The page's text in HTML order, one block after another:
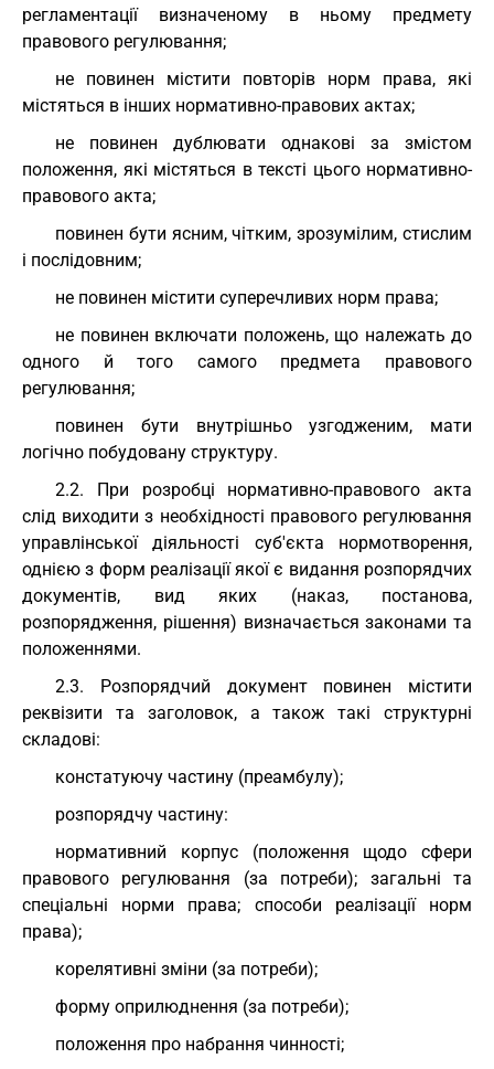
регламентації визначеному в ньому предмету
правового регулювання;
не повинен містити повторів норм права, які
містяться в інших нормативно-правових актах;
не повинен дублювати однакові за змістом
положення, які містяться в тексті цього нормативно-
правового акта;
повинен бути ясним, чітким, зрозумілим, стислим
і послідовним;
не повинен містити суперечливих норм права;
не повинен включати положень, що належать до
одного й того самого предмета правового
регулювання;
повинен бути внутрішньо узгодженим, мати
логічно побудовану структуру.
2.2. При розробці нормативно-правового акта
слід виходити з необхідності правового регулювання
управлінської діяльності суб'єкта нормотворення,
однією з форм реалізації якої є видання розпорядчих
документів, вид яких (наказ, постанова,
розпорядження, рішення) визначається законами та
положеннями.
2.3. Розпорядчий документ повинен містити
реквізити та заголовок, а також такі структурні
складові:
констатуючу частину (преамбулу);
розпорядчу частину:
нормативний корпус (положення щодо сфери
правового регулювання (за потреби); загальні та
спеціальні норми права; способи реалізації норм
права);
корелятивні зміни (за потреби);
форму оприлюднення (за потреби);
положення про набрання чинності;